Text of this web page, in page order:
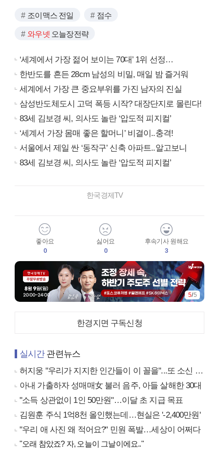
조이맥스 전일 점수
와우넷 오늘장전략
‘세계에서 가장 젊어 보이는 70대’ 1위 선정…
한반도를 흔든 28cm 남성의 비밀, 매일 밤 즐거워
세계에서 가장 큰 중요부위를 가진 남자의 진실
삼성반도체도시 고덕 폭등 시작? 대장단지로 몰린다!
83세 김보경 씨, 의사도 놀란 ‘압도적 피지컬’
‘세계서 가장 몸매 좋은 할머니’ 비결이..충격!
서울에서 제일 싼 ‘동작구’ 신축 아파트..알고보니
83세 김보경 씨, 의사도 놀란 ‘압도적 피지컬’
한국경제TV
좋아요
0
싫어요
0
후속기사 원해요
3
5/5
한경지면 구독신청
실시간관련뉴스
허지웅 "우리가 지지한 인간들이 이 꼴을"...또 소신 발언
아내 가출하자 성매매女 불러 음주, 아들 살해한 30대
"소득 상관없이 1인 50만원"…이달 초 지급 목표
김원훈 주식 1억8천 올인했는데…현실은 '-2,400만원'
"우리 애 사진 왜 적어요?" 민원 폭발…세상이 어쩌다
"오래 참았죠? 자, 오늘이 그날이에요.."